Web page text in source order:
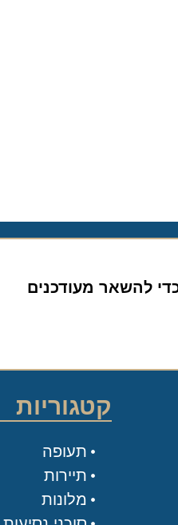
להשאר מעודכנים
קטגוריות
תעופה
תיירות
מלונות